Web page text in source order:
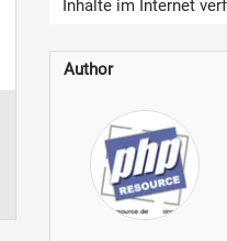
Inhalte im Internet
Author